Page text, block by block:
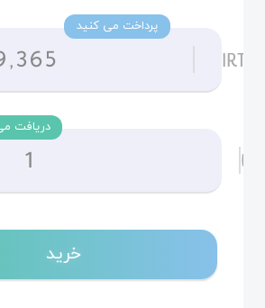
پرداخت می کنید
IRT
دریافت
خرید